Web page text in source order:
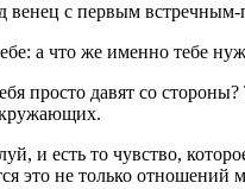
венец с первым
а что же именно тебе
просто давят со
и есть то чувство,
это не только